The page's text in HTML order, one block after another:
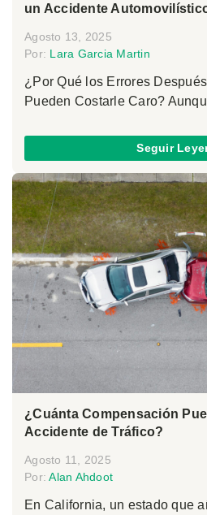
un Accidente
Agosto 13, 2025
Por: Lara Garcia Martin
¿Por Qué los Errores
Pueden Costarle Caro?
Seguir
¿Cuánta Compensación
Accidente de Tráfico?
Agosto 11, 2025
Por:Alan Ahdoot
En California, un estado que